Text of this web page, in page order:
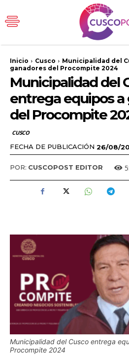
Inicio Cusco
Municipalidad del
ganadores del Procompite 2024
Municipalidad del
entrega equipos a
del Procompite
CUSCO
FECHA DE PUBLICACIÓN 26/08/
POR: CUSCOPOST EDITOR
Municipalidad del Cusco entrega
Procompite 2024